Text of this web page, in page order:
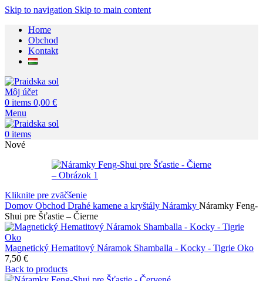
Skip to navigation Skip to main content
Home
Obchod
Kontakt
Môj účet
0 items 0,00 €
Menu
0 items
Nové
Kliknite pre zväčšenie
Domov Obchod Drahé kamene a kryštály Náramky Náramky Feng-
Shui pre Šťastie – Čierne
Magnetický Hematitový Náramok Shamballa - Kocky - Tigrie Oko
7,50 €
Back to products